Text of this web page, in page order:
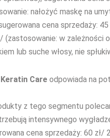
nałożyć maskę na
cena sprzedaży:
w zależności
lub suche włosy, nie
Care odpowiada na
z tego segmentu
intensywnego
cena sprzedaży: 60 zł/